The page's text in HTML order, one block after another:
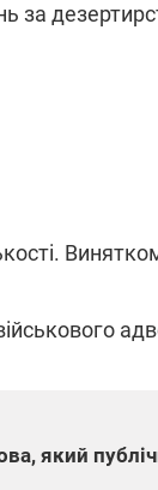
за
який